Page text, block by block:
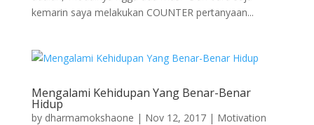
kemarin saya melakukan COUNTER pertanyaan...
Mengalami Kehidupan Yang Benar-Benar
Hidup
by dharmamokshaone | Nov 12, 2017| Motivation